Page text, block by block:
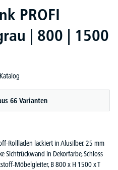
PROFI
| 800 | 1500
66 Varianten
Rollladen lackiert in Alusilber, 25 mm
Sichtrückwand in Dekorfarbe, Schloss
Möbelgleiter, B 800 x H 1500 x T